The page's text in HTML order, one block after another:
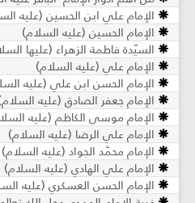
الإمام علي ابن الحسين (عليه
الإمام الحسين (عليه السلام)
السيّدة فاطمة الزهراء (عليها
الإمام علي (عليه السلام)
الإمام الحسن ابن علي (عليه
الإمام جعفر الصادق (عليه
الإمام موسى الكاظم (عليه
الإمام علي الرضا (عليه السلام)
الإمام محمّد الجواد (عليه السلام)
الإمام علي الهادي (عليه السلام)
الإمام الحسن العسكري (عليه